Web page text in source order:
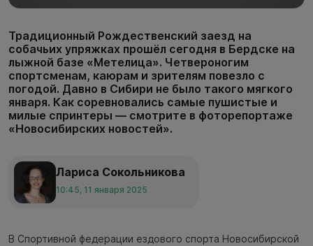
Традиционный Рождественский заезд на
собачьих упряжках прошёл сегодня в Бердске на
лыжной базе «Метелица». Четвероногим
спортсменам, каюрам и зрителям повезло с
погодой. Давно в Сибири не было такого мягкого
января. Как соревновались самые пушистые и
милые спринтеры — смотрите в фоторепортаже
«Новосибирских новостей».
Лариса Сокольникова
10:45, 11 января 2025
В Спортивной федерации ездового спорта Новосибирской